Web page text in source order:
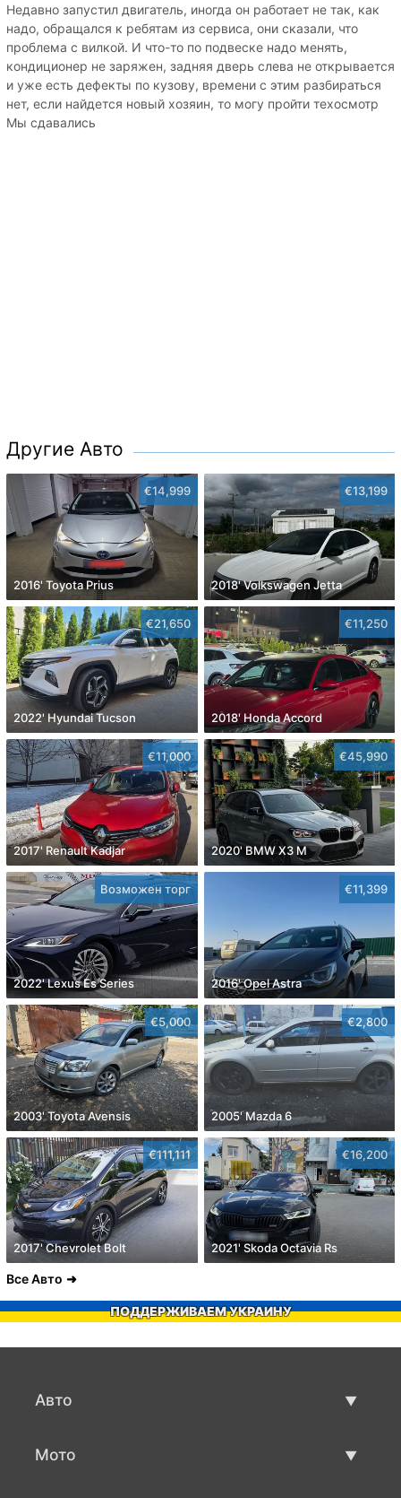
Недавно запустил двигатель, иногда он работает не так, как
надо, обращался к ребятам из сервиса, они сказали, что
проблема с вилкой. И что-то по подвеске надо менять,
кондиционер не заряжен, задняя дверь слева не открывается
и уже есть дефекты по кузову, времени с этим разбираться
нет, если найдется новый хозяин, то могу пройти техосмотр
Мы сдавались
Другие Авто
€14,999
2016' Toyota Prius
€13,199
2018' Volkswagen Jetta
€21,650
2022' Hyundai Tucson
€11,250
2018' Honda Accord
€11,000
2017' Renault Kadjar
€45,990
2020' BMW X3 M
Возможен торг
2022' Lexus Es Series
€11,399
2016' Opel Astra
€5,000
2003' Toyota Avensis
€2,800
2005' Mazda 6
€111,111
2017' Chevrolet Bolt
€16,200
2021' Skoda Octavia Rs
Все Авто
ПОДДЕРЖИВАЕМ УКРАИНУ
Авто
Мото